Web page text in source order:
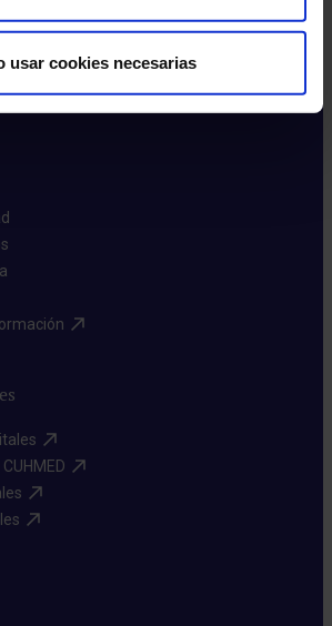
usar cookies necesarias